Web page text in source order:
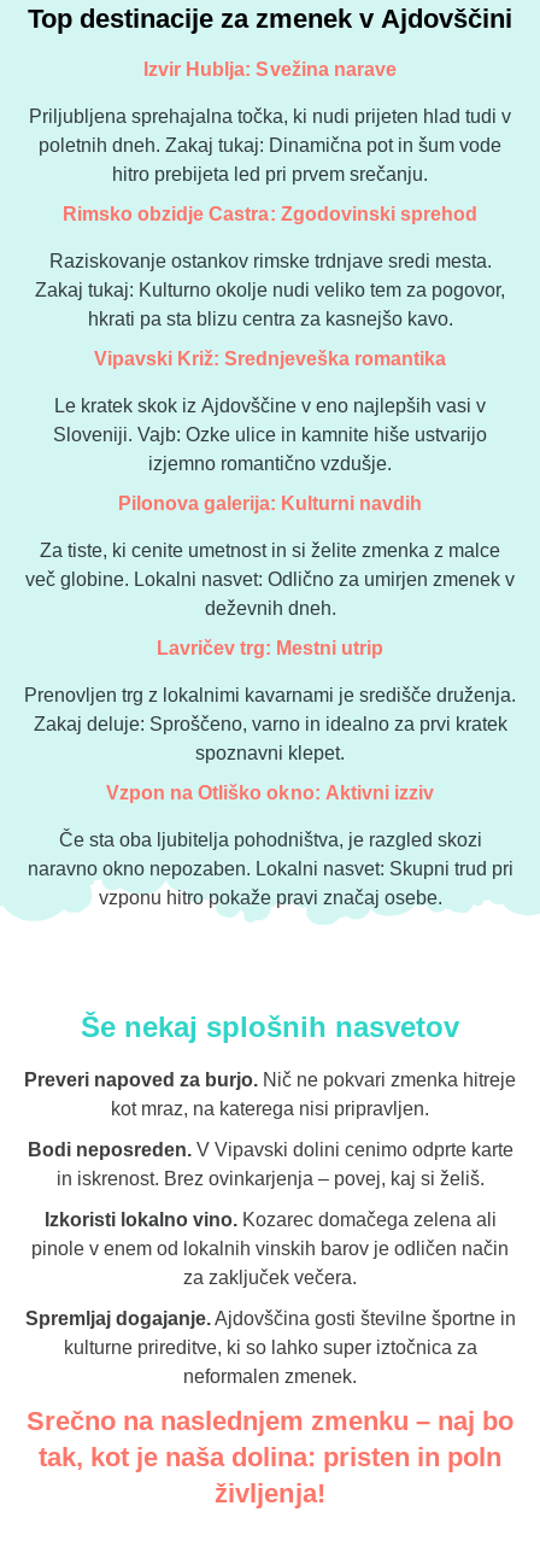
Top destinacije za zmenek v Ajdovščini
Izvir Hublja: Svežina narave
Priljubljena sprehajalna točka, ki nudi prijeten hlad tudi v
poletnih dneh. Zakaj tukaj: Dinamična pot in šum vode
hitro prebijeta led pri prvem srečanju.
Rimsko obzidje Castra: Zgodovinski sprehod
Raziskovanje ostankov rimske trdnjave sredi mesta.
Zakaj tukaj: Kulturno okolje nudi veliko tem za pogovor,
hkrati pa sta blizu centra za kasnejšo kavo.
Vipavski Križ: Srednjeveška romantika
Le kratek skok iz Ajdovščine v eno najlepših vasi v
Sloveniji. Vajb: Ozke ulice in kamnite hiše ustvarijo
izjemno romantično vzdušje.
Pilonova galerija: Kulturni navdih
Za tiste, ki cenite umetnost in si želite zmenka z malce
več globine. Lokalni nasvet: Odlično za umirjen zmenek v
deževnih dneh.
Lavričev trg: Mestni utrip
Prenovljen trg z lokalnimi kavarnami je središče druženja.
Zakaj deluje: Sproščeno, varno in idealno za prvi kratek
spoznavni klepet.
Vzpon na Otliško okno: Aktivni izziv
Če sta oba ljubitelja pohodništva, je razgled skozi
naravno okno nepozaben. Lokalni nasvet: Skupni trud pri
vzponu hitro pokaže pravi značaj osebe.
Še nekaj splošnih nasvetov
Preveri napoved za burjo. Nič ne pokvari zmenka hitreje
kot mraz, na katerega nisi pripravljen.
Bodi neposreden.V Vipavski dolini cenimo odprte karte
in iskrenost. Brez ovinkarjenja – povej, kaj si želiš.
Izkoristi lokalno vino.Kozarec domačega zelena ali
pinole v enem od lokalnih vinskih barov je odličen način
za zaključek večera.
Spremljaj dogajanje.Ajdovščina gosti številne športne in
kulturne prireditve, ki so lahko super iztočnica za
neformalen zmenek.
Srečno na naslednjem zmenku – naj bo
tak, kot je naša dolina: pristen in poln
življenja!